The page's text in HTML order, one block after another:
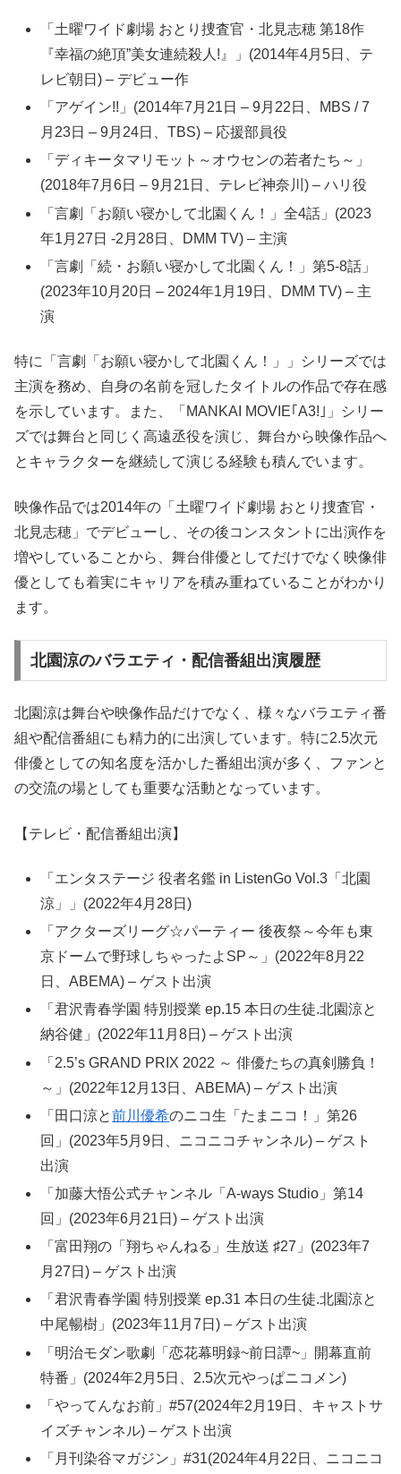
「土曜ワイド劇場 おとり捜査官・北見志穂 第18作
『幸福の絶頂”美女連続殺人!』」(2014年4月5日、テ
レビ朝日) – デビュー作
「アゲイン!!」(2014年7月21日 – 9月22日、MBS / 7
月23日 – 9月24日、TBS) – 応援部員役
「ディキータマリモット～オウセンの若者たち～」
(2018年7月6日 – 9月21日、テレビ神奈川) – ハリ役
「言劇「お願い寝かして北園くん！」全4話」(2023
年1月27日 -2月28日、DMM TV) – 主演
「言劇「続・お願い寝かして北園くん！」第5-8話」
(2023年10月20日 – 2024年1月19日、DMM TV) – 主
演
特に「言劇「お願い寝かして北園くん！」」シリーズでは
主演を務め、自身の名前を冠したタイトルの作品で存在感
を示しています。また、「MANKAI MOVIE｢A3!｣」シリー
ズでは舞台と同じく高遠丞役を演じ、舞台から映像作品へ
とキャラクターを継続して演じる経験も積んでいます。
映像作品では2014年の「土曜ワイド劇場 おとり捜査官・
北見志穂」でデビューし、その後コンスタントに出演作を
増やしていることから、舞台俳優としてだけでなく映像俳
優としても着実にキャリアを積み重ねていることがわかり
ます。
北園涼のバラエティ・配信番組出演履歴
北園涼は舞台や映像作品だけでなく、様々なバラエティ番
組や配信番組にも精力的に出演しています。特に2.5次元
俳優としての知名度を活かした番組出演が多く、ファンと
の交流の場としても重要な活動となっています。
【テレビ・配信番組出演】
「エンタステージ 役者名鑑 in ListenGo Vol.3「北園
涼」」(2022年4月28日)
「アクターズリーグ☆パーティー 後夜祭～今年も東
京ドームで野球しちゃったよSP～」(2022年8月22
日、ABEMA) – ゲスト出演
「君沢青春学園 特別授業 ep.15 本日の生徒.北園涼と
納谷健」(2022年11月8日) – ゲスト出演
「2.5’s GRAND PRIX 2022 ～ 俳優たちの真剣勝負！
～」(2022年12月13日、ABEMA) – ゲスト出演
「田口涼と前川優希のニコ生「たまニコ！」第26
回」(2023年5月9日、ニコニコチャンネル) – ゲスト
出演
「加藤大悟公式チャンネル「A-ways Studio」第14
回」(2023年6月21日) – ゲスト出演
「富田翔の「翔ちゃんねる」生放送 ♯27」(2023年7
月27日) – ゲスト出演
「君沢青春学園 特別授業 ep.31 本日の生徒.北園涼と
中尾暢樹」(2023年11月7日) – ゲスト出演
「明治モダン歌劇「恋花幕明録~前日譚~」開幕直前
特番」(2024年2月5日、2.5次元やっぱニコメン)
「やってんなお前」#57(2024年2月19日、キャストサ
イズチャンネル) – ゲスト出演
「月刊染谷マガジン」#31(2024年4月22日、ニコニコ